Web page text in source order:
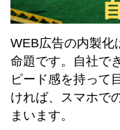
WEB広告の内製化
命題です。自社で
ピード感を持って
ければ、スマホで
まいます。